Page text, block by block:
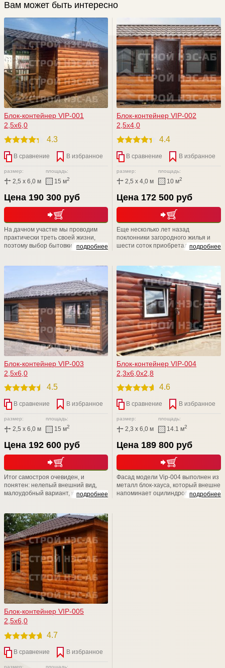
Вам может быть интересно
Блок-контейнер VIP-001
2,5х6,0
4.3
В сравнение В избранное
размер:
2,5 x 6,0 м
площадь:
15 м2
Цена 190 300 руб
подробнее
На дачном участке мы проводим
практически треть своей жизни,
поэтому выбор бытовки -дело
не найдете. Приходите к нам на
Выставочную площадку,
рассмотрите БЫТОВКИ поближе,
уверяем Вас, что Вы не останетесь
равнодушными
Блок-контейнер VIP-002
2,5х4,0
4.4
В сравнение В избранное
размер:
2,5 x 4,0 м
площадь:
10 м2
Цена 172 500 руб
подробнее
Еще несколько лет назад
поклонники загородного жилья и
шести соток приобретали убогие и
несмотря на возможности
современного рынка, люди
отказываются от такой "красоты" и
пытаются решить данный вопрос
собственными силами.
Блок-контейнер VIP-003
2,5х6,0
4.5
В сравнение В избранное
размер:
2,5 x 6,0 м
площадь:
15 м2
Цена 192 600 руб
подробнее
Итог самостроя очевиден, и
понятен: нелепый внешний вид,
малоудобный вариант, кустарная
драгоценное время на то, чтобы
возводить своими руками не пойми
что. Доверьтесь профессионалам
из компании СТРОЙ НЭСАБ-н - и
Вы не разочаруетесь!
Блок-контейнер VIP-004
2,3х6,0х2,8
4.6
В сравнение В избранное
размер:
2,3 x 6,0 м
площадь:
14.1 м2
Цена 189 800 руб
подробнее
Фасад модели Vip-004 выполнен из
металл блок-хауса, который внешне
напоминает оцилиндрованное
Блок-контейнер VIP-005
2,5х6,0
4.7
В сравнение В избранное
размер: площадь: